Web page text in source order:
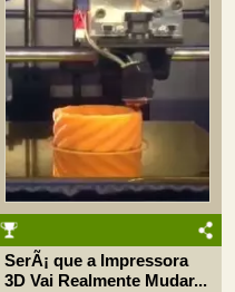
SerÃ¡ que a Impressora
3D Vai Realmente Mudar...